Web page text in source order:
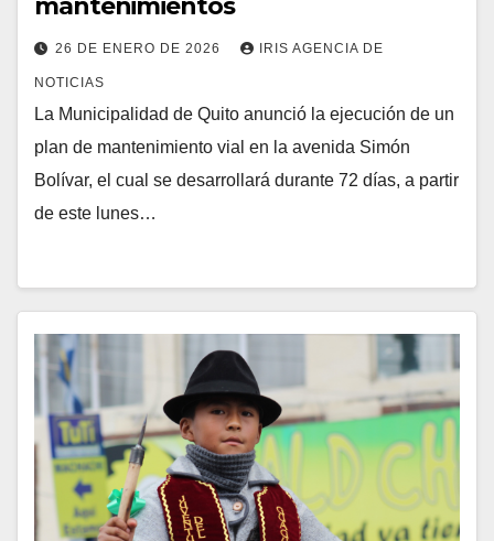
26 DE ENERO DE 2026 IRIS AGENCIA DE
NOTICIAS
La Municipalidad de Quito anunció la ejecución de un
plan de mantenimiento vial en la avenida Simón
Bolívar, el cual se desarrollará durante 72 días, a partir
de este lunes…